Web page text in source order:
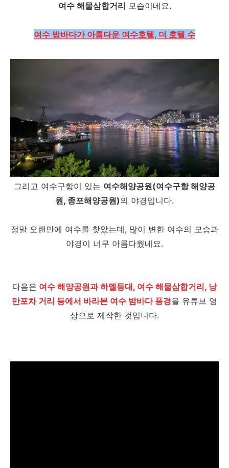
여수 해물삼합거리 모습이네요.
여수 밤바다가 아름다운 여수호텔, 더 호텔 수
그리고 여수구항이 있는 여수해양공원(여수구항 해양공
원, 종포해양공원)의 야경입니다.
정말 오랜만에 여수를 찾았는데, 많이 변한 여수의 모습과
야경이 너무 아름다웠네요.
다음은 여수 해양공원과 하멜등대, 여수 해물삼합거리, 낭
만포차 거리 등에서 바라본 여수 밤바다 풍경을 유튜브 영
상으로 제작한 것입니다.